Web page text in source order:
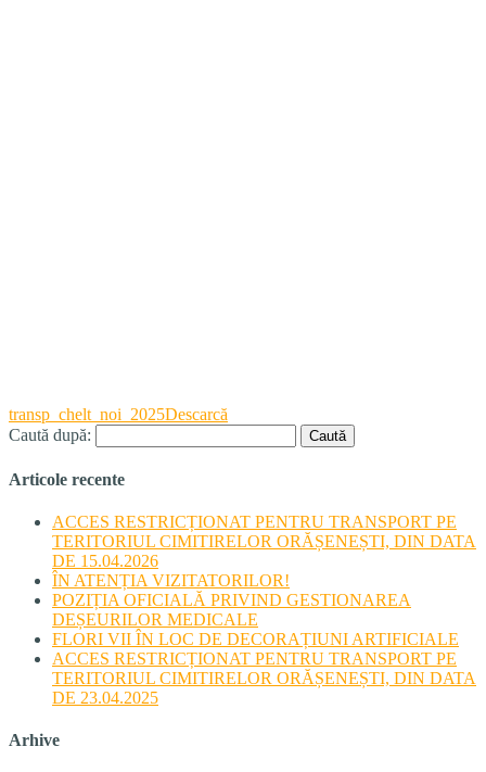
transp_chelt_noi_2025Descarcă
Caută după:
Articole recente
ACCES RESTRICȚIONAT PENTRU TRANSPORT PE
TERITORIUL CIMITIRELOR ORĂȘENEȘTI, DIN DATA
DE 15.04.2026
ÎN ATENȚIA VIZITATORILOR!
POZIȚIA OFICIALĂ PRIVIND GESTIONAREA
DEȘEURILOR MEDICALE
FLORI VII ÎN LOC DE DECORAȚIUNI ARTIFICIALE
ACCES RESTRICȚIONAT PENTRU TRANSPORT PE
TERITORIUL CIMITIRELOR ORĂȘENEȘTI, DIN DATA
DE 23.04.2025
Arhive